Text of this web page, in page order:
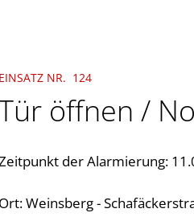
EINSATZ NR. 124
öffnen /
der Alarmierung:
Ort: Weinsberg -